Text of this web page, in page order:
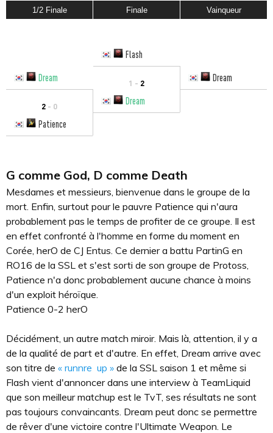
1/2 Finale Finale Vainqueur
Flash
Dream
1 - 2 Dream
2 - 0
Dream
Patience
G comme God, D comme Death
Mesdames et messieurs, bienvenue dans le groupe de la
mort. Enfin, surtout pour le pauvre Patience qui n'aura
probablement pas le temps de profiter de ce groupe. Il est
en effet confronté à l'homme en forme du moment en
Corée, herO de CJ Entus. Ce dernier a battu PartinG en
RO16 de la SSL et s'est sorti de son groupe de Protoss,
Patience n'a donc probablement aucune chance à moins
d'un exploit héroïque.
Patience 0-2 herO
Décidément, un autre match miroir. Mais là, attention, il y a
de la qualité de part et d'autre. En effet, Dream arrive avec
son titre de « runnre up » de la SSL saison 1 et même si
Flash vient d'annoncer dans une interview à TeamLiquid
que son meilleur matchup est le TvT, ses résultats ne sont
pas toujours convaincants. Dream peut donc se permettre
de rêver d'une victoire contre l'Ultimate Weapon. Le